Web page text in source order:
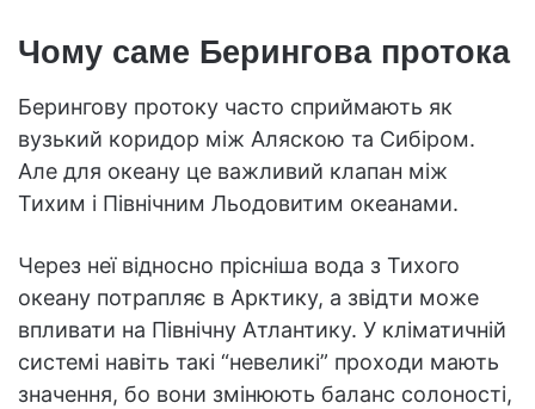
Чому саме Берингова протока
Берингову протоку часто сприймають як
вузький коридор між Аляскою та Сибіром.
Але для океану це важливий клапан між
Тихим і Північним Льодовитим океанами.
Через неї відносно прісніша вода з Тихого
океану потрапляє в Арктику, а звідти може
впливати на Північну Атлантику. У кліматичній
системі навіть такі “невеликі” проходи мають
значення, бо вони змінюють баланс солоності,